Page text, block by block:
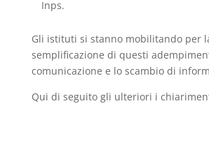
Inps.
Gli istituti si stanno mobilitando per
semplificazione di questi
comunicazione e lo scambio di
Qui di seguito gli ulteriori i